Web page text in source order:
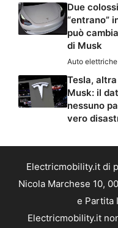
Due
“entrano”
può
di Musk
Auto elettriche
Tesla,
Musk: il
nessuno
vero
Electricmobility.it di
Nicola Marchese 10,
e Partita
Electricmobility.it